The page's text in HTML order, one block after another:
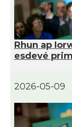
CAMON
CAMON
CAMON
CAMON
Rhun ap
esdevé
2026-05-09